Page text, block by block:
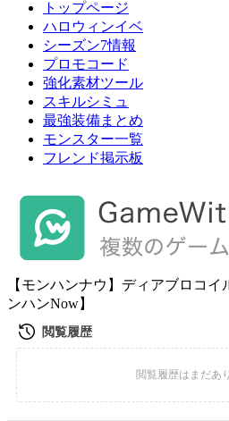
トップページ
ハロウィンイベ
シーズン7情報
プロモコード
強化素材ツール
スキルシミュ
最強装備まとめ
モンスター一覧
フレンド掲示板
【モンハンナウ】ディアブロコ
ンハンNow】